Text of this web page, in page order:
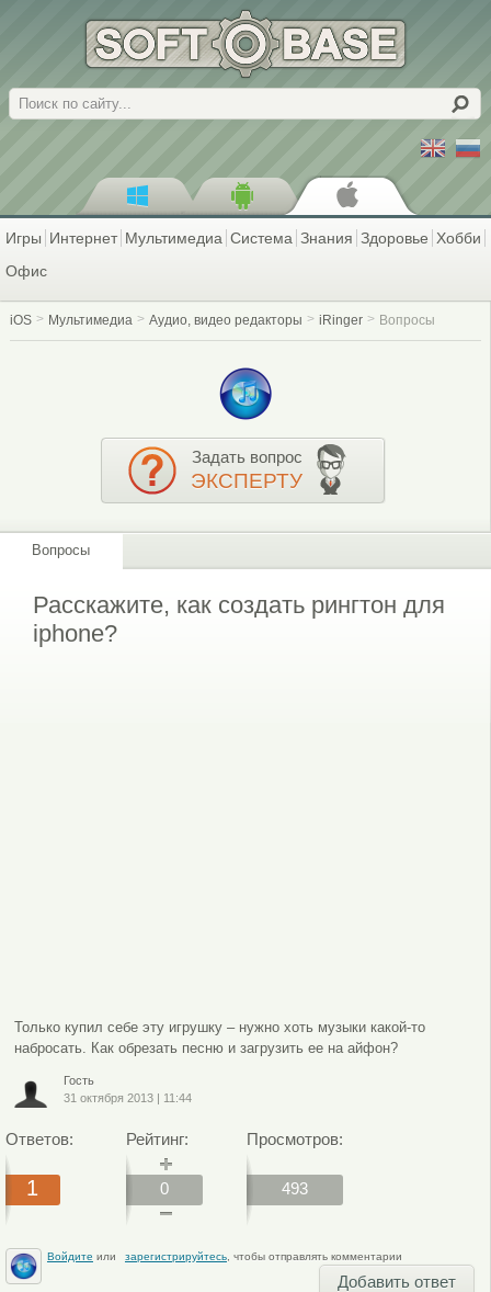
Поиск
Игры Интернет Мультимедиа Система Знания Здоровье Хобби
Офис
iOS Мультимедиа Аудио, видео редакторы iRinger Вопросы
Задать вопрос
ЭКСПЕРТУ
Вопросы
Расскажите, как создать рингтон для
iphone?
Только купил себе эту игрушку – нужно хоть музыки какой-то
набросать. Как обрезать песню и загрузить ее на айфон?
Гость
31 октября 2013| 11:44
Ответов:
1
Рейтинг:
0
Просмотров:
493
Войдите или зарегистрируйтесь, чтобы отправлять комментарии
Добавить ответ